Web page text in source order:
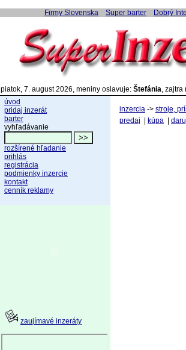
Firmy Slovenska Super barter Dobrý
piatok, 7. august 2026, meniny oslavuje: Štefánia, zajtra
úvod
pridaj inzerát
barter
vyhľadávanie
rozšírené hľadanie
prihlás
registrácia
podmienky inzercie
kontakt
cenník reklamy
zaujímavé inzeráty
inzercia -> stroje,
predaj
kúpa